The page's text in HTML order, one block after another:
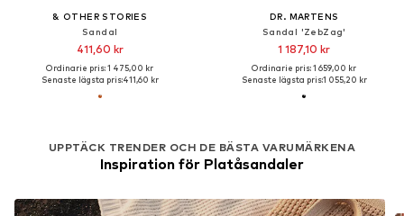
& OTHER STORIES
Sandal
411,60 kr
Ordinarie pris: 1 475,00 kr
Senaste lägsta pris:411,60 kr
DR. MARTENS
Sandal 'ZebZag'
1 187,10 kr
Ordinarie pris: 1 659,00 kr
Senaste lägsta pris:1 055,20 kr
UPPTÄCK TRENDER OCH DE BÄSTA VARUMÄRKENA
Inspiration för Platåsandaler